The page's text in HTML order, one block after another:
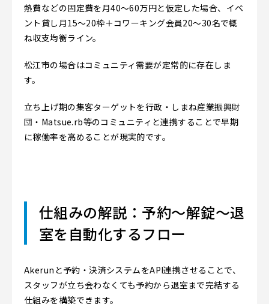
熱費などの固定費を月40〜60万円と仮定した場合、イベ
ント貸し月15〜20枠＋コワーキング会員20〜30名で概
ね収支均衡ライン。
松江市の場合はコミュニティ需要が定常的に存在しま
す。
立ち上げ期の集客ターゲットを行政・しまね産業振興財
団・Matsue.rb等のコミュニティと連携することで早期
に稼働率を高めることが現実的です。
仕組みの解説：予約〜解錠〜退
室を自動化するフロー
Akerunと予約・決済システムをAPI連携させることで、
スタッフが立ち会わなくても予約から退室まで完結する
仕組みを構築できます。